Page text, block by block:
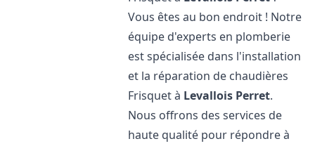
Vous êtes au bon endroit ! Notre
équipe d'experts en plomberie
est spécialisée dans l'installation
et la réparation de chaudières
Frisquet à Levallois Perret.
Nous offrons des services de
haute qualité pour répondre à